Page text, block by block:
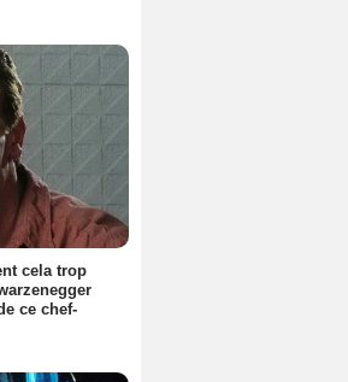
cela trop
ce chef-